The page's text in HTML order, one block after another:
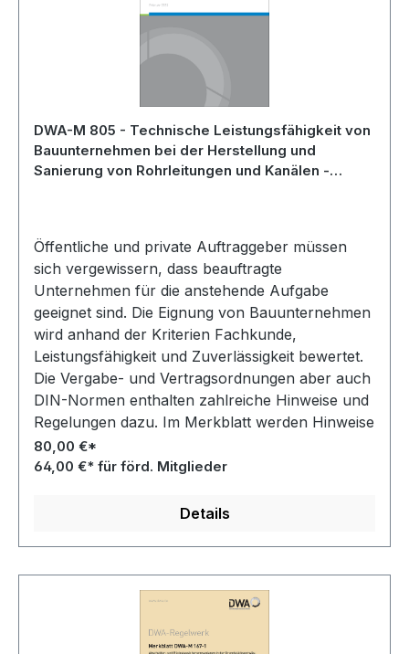
DWA-M 805 - Technische Leistungsfähigkeit von
Bauunternehmen bei der Herstellung und
Sanierung von Rohrleitungen und Kanälen -
Öffentliche und private Auftraggeber müssen
sich vergewissern, dass beauftragte
Unternehmen für die anstehende Aufgabe
geeignet sind. Die Eignung von Bauunternehmen
wird anhand der Kriterien Fachkunde,
Leistungsfähigkeit und Zuverlässigkeit bewertet.
Die Vergabe- und Vertragsordnungen aber auch
DIN-Normen enthalten zahlreiche Hinweise und
Regelungen dazu. Im Merkblatt werden Hinweise
zur technischen Leistungsfähigkeit gegeben und
erläutert, welche Inhalte mit vorhandenen
80,00 €*
64,00 €* für förd. Mitglieder
Details